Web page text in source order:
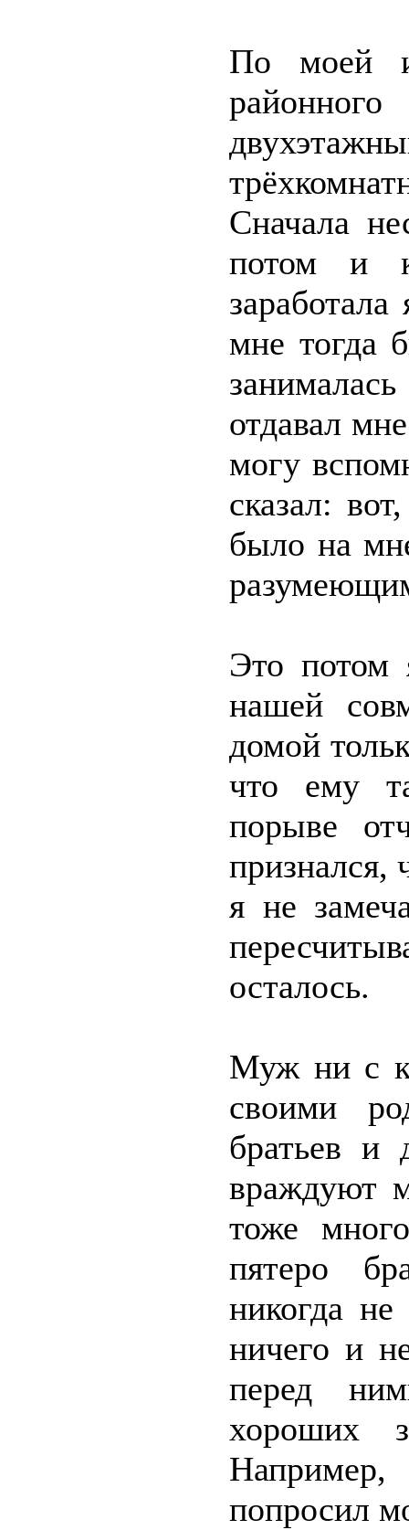
По моей
Сначала
потом и
мне тогда
отдавал
могу
сказал:
было на
Это потом
нашей
домой
что ему
порыве
признался,
я не
осталось.
Муж ни с
своими
братьев и
враждуют
тоже
пятеро
никогда
ничего и
перед
хороших
попросил